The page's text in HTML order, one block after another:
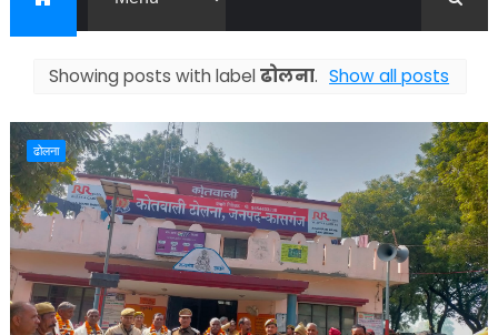
Showing posts with label ढोलना. Show all posts
ढोलना